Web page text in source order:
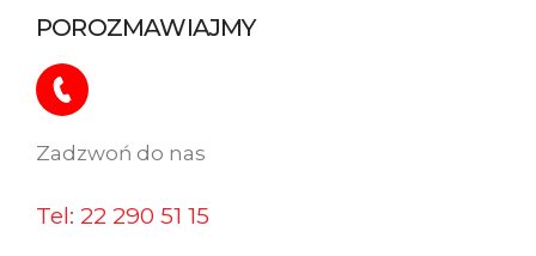
POROZMAWIAJMY
Zadzwoń do nas​
Tel: 22 290 51 15